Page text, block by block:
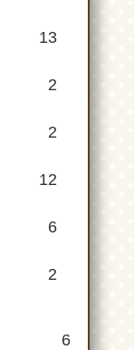
13
2
2
12
6
2
6